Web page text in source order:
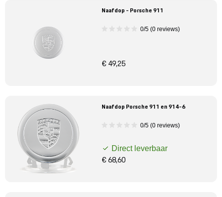
Naafdop - Porsche 911
0/5 (0 reviews)
€ 49,25
Naafdop Porsche 911 en 914-6
0/5 (0 reviews)
Direct leverbaar
€ 68,60